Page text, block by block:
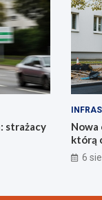
strażacy
Nowa
którą
6